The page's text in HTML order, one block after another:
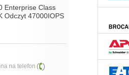
Enterprise Class
Odczyt 47000IOPS
na telefon